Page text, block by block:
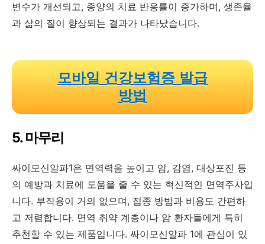
변수가 개선되고, 종양의 치료 반응률이 증가하며, 생존율
과 삶의 질이 향상되는 결과가 나타났습니다.
모바일 건강보험증 발급
방법
5. 마무리
싸이모신알파1은 면역력을 높이고 암, 감염, 대상포진 등
의 예방과 치료에 도움을 줄 수 있는 혁신적인 면역주사입
니다. 부작용이 거의 없으며, 접종 방법과 비용도 간편하
고 저렴합니다. 면역 취약 계층이나 암 환자들에게 특히
추천할 수 있는 제품입니다. 싸이모신알파 1에 관심이 있